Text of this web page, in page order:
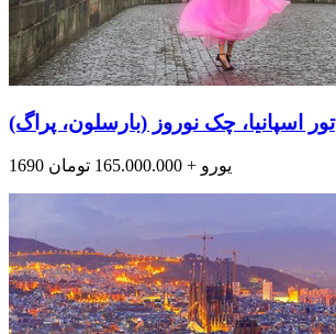
تور اسپانیا، چک نوروز (بارسلون، پراگ)
1690 یورو + 165.000.000 تومان